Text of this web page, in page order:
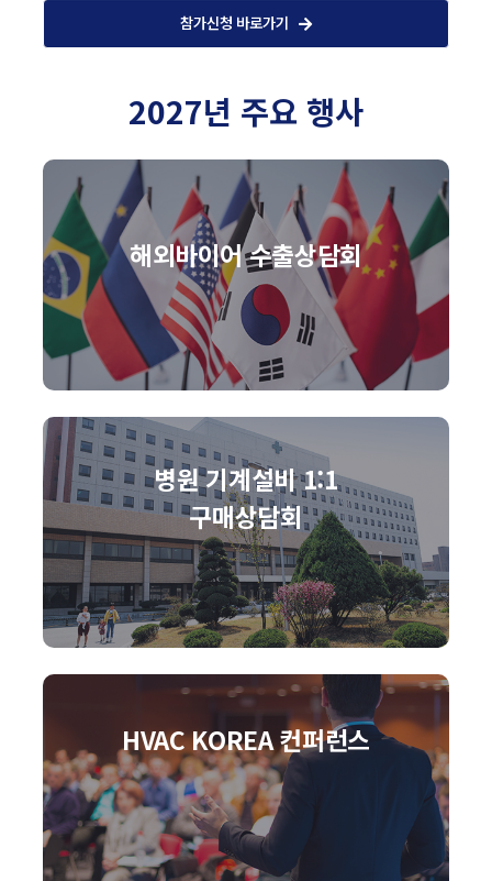
참가신청 바로가기
2027년 주요 행사
해외바이어 수출상담회
병원 기계설비 1:1
구매상담회
HVAC KOREA 컨퍼런스